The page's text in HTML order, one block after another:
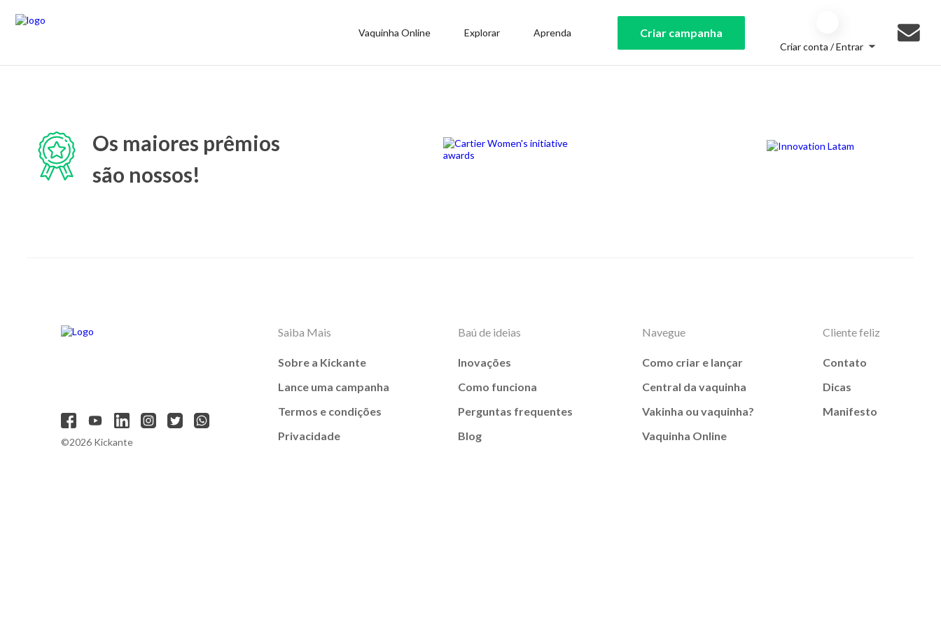
Vaquinha Online Explorar Aprenda Criar campanha
Criar conta / Entrar
Os maiores prêmios
são nossos!
©2026 Kickante
Saiba Mais
Sobre a Kickante
Lance uma campanha
Termos e condições
Privacidade
Baú de ideias
Inovações
Como funciona
Perguntas frequentes
Blog
Navegue
Como criar e lançar
Central da vaquinha
Vakinha ou vaquinha?
Vaquinha Online
Cliente feliz
Contato
Dicas
Manifesto